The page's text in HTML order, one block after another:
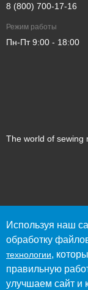
The world of sewing
Политика
Согласие
данных
Согласие на
материалов
8 (800) 700-17-16
Режим работы
Пн-Пт 9:00 - 18:00
Используя наш
обработку
технологии,
правильную
улучшаем сайт и